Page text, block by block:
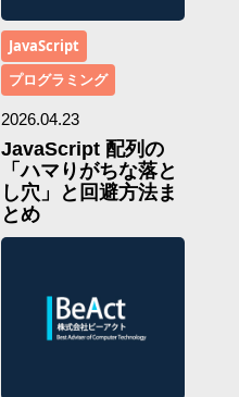
JavaScript
プログラミング
2026.04.23
JavaScript 配列の
「ハマりがちな落と
し穴」と回避方法ま
とめ